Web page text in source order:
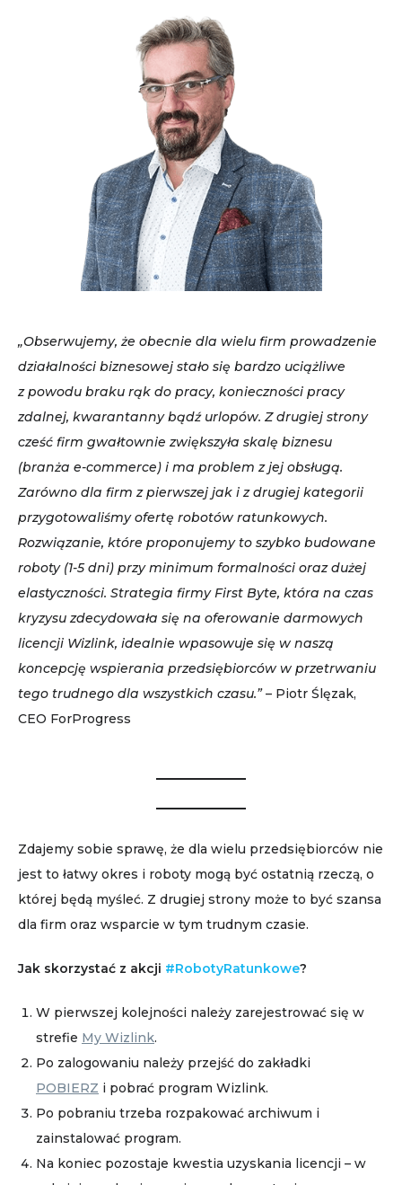
„Obserwujemy, że obecnie dla wielu firm prowadzenie
działalności biznesowej stało się bardzo uciążliwe
z powodu braku rąk do pracy, konieczności pracy
zdalnej, kwarantanny bądź urlopów. Z drugiej strony
cześć firm gwałtownie zwiększyła skalę biznesu
(branża e-commerce) i ma problem z jej obsługą.
Zarówno dla firm z pierwszej jak i z drugiej kategorii
przygotowaliśmy ofertę robotów ratunkowych.
Rozwiązanie, które proponujemy to szybko budowane
roboty (1-5 dni) przy minimum formalności oraz dużej
elastyczności. Strategia firmy First Byte, która na czas
kryzysu zdecydowała się na oferowanie darmowych
licencji Wizlink, idealnie wpasowuje się w naszą
koncepcję wspierania przedsiębiorców w przetrwaniu
tego trudnego dla wszystkich czasu.”– Piotr Ślęzak,
CEO ForProgress
Zdajemy sobie sprawę, że dla wielu przedsiębiorców nie
jest to łatwy okres i roboty mogą być ostatnią rzeczą, o
której będą myśleć. Z drugiej strony może to być szansa
dla firm oraz wsparcie w tym trudnym czasie.
Jak skorzystać z akcji #RobotyRatunkowe?
W pierwszej kolejności należy zarejestrować się w
strefie My Wizlink.
Po zalogowaniu należy przejść do zakładki
POBIERZ i pobrać program Wizlink.
Po pobraniu trzeba rozpakować archiwum i
zainstalować program.
Na koniec pozostaje kwestia uzyskania licencji – w